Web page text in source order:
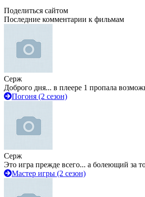
Поделиться сайтом
Последние комментарии к фильмам
Серж
Доброго дня... в плеере 1 пропала
Погоня (2 сезон)
Серж
Это игра прежде всего... а болеющий за
Мастер игры (2 сезон)